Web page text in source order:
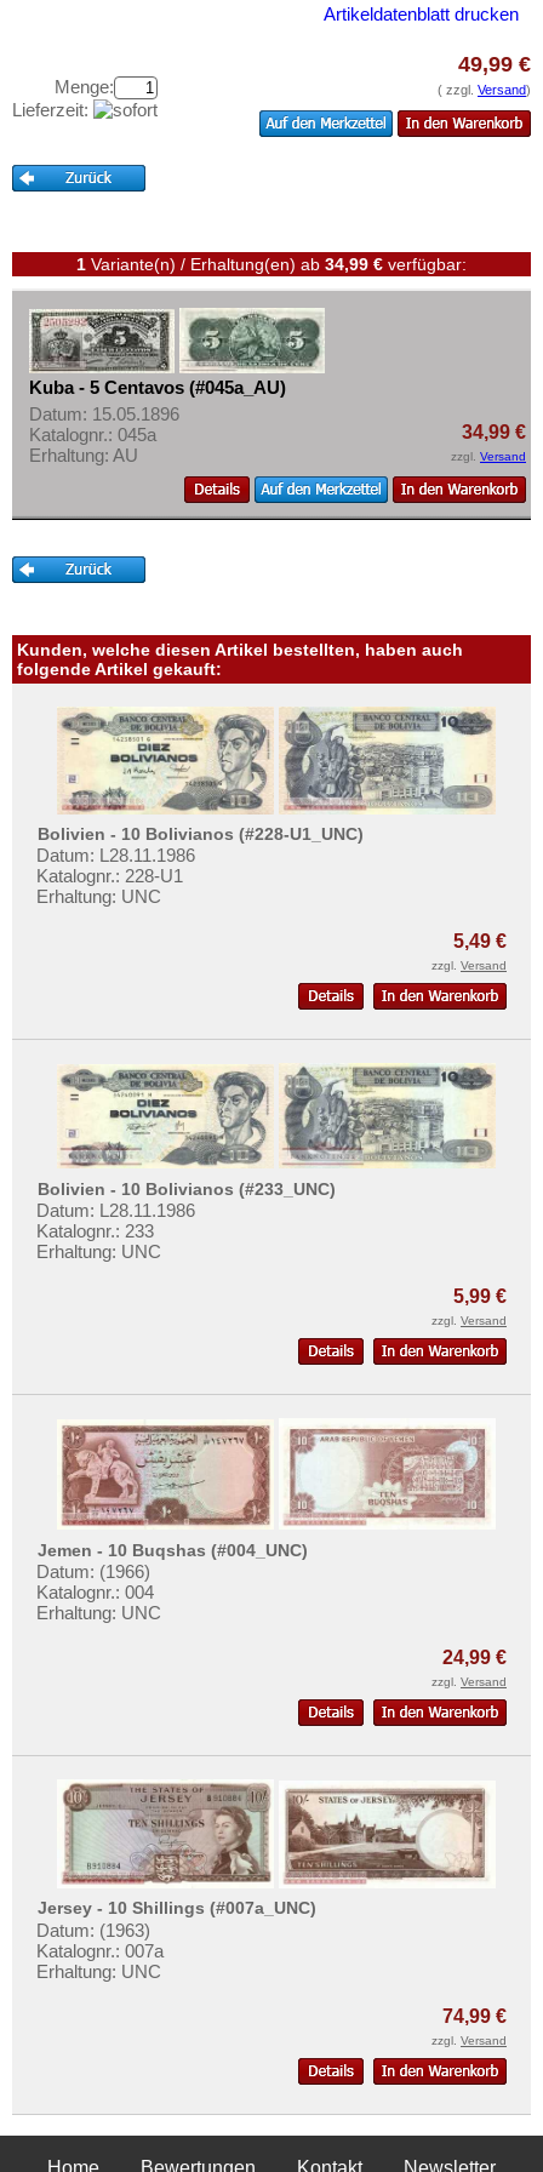
St. Kitts
St. Lucia
St. Vincent
Trinidad und Tobago
Uruguay
USA
Venezuela
Kataloge
Aufbewahrung
Gutscheine
Kontakt
Informationen
Preislisten
Ankauf
Erhaltungsgrade
Gratisbanknoten
Mehr über...
Privatsphäre und Datenschutz
Widerrufsbelehrung
Liefer- und Versandkosten
AGB
Impressum
Artikeldatenblatt drucken
Menge:
Lieferzeit:
49,99 €
( zzgl. Versand)
1 Variante(n) / Erhaltung(en) ab 34,99 € verfügbar:
Kuba - 5 Centavos (#045a_AU)
Datum: 15.05.1896
Katalognr.: 045a
Erhaltung: AU
34,99 €
zzgl. Versand
Kunden, welche diesen Artikel bestellten, haben auch
folgende Artikel gekauft:
Bolivien - 10 Bolivianos (#228-U1_UNC)
Datum: L28.11.1986
Katalognr.: 228-U1
Erhaltung: UNC
5,49 €
zzgl. Versand
Bolivien - 10 Bolivianos (#233_UNC)
Datum: L28.11.1986
Katalognr.: 233
Erhaltung: UNC
5,99 €
zzgl. Versand
Jemen - 10 Buqshas (#004_UNC)
Datum: (1966)
Katalognr.: 004
Erhaltung: UNC
24,99 €
zzgl. Versand
Jersey - 10 Shillings (#007a_UNC)
Datum: (1963)
Katalognr.: 007a
Erhaltung: UNC
74,99 €
zzgl. Versand
Home Bewertungen Kontakt Newsletter